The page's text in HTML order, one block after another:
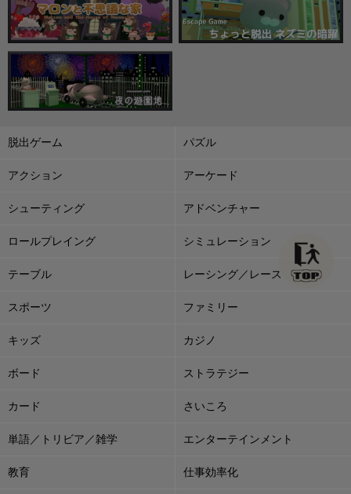
脱出ゲーム パズル
アクション アーケード
シューティング アドベンチャー
ロールプレイング シミュレーション
テーブル レーシング／レース
スポーツ ファミリー
キッズ カジノ
ボード ストラテジー
カード さいころ
単語／トリビア／雑学 エンターテインメント
教育 仕事効率化